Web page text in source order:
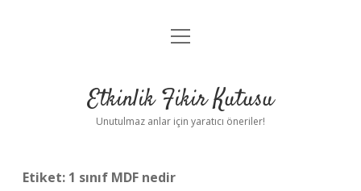
Anasayfa
Yasal Uyarı
menüyü
Etkinlik Fikir Kutusu
Unutulmaz anlar için yaratıcı öneriler!
Etiket: 1 sınıf MDF nedir